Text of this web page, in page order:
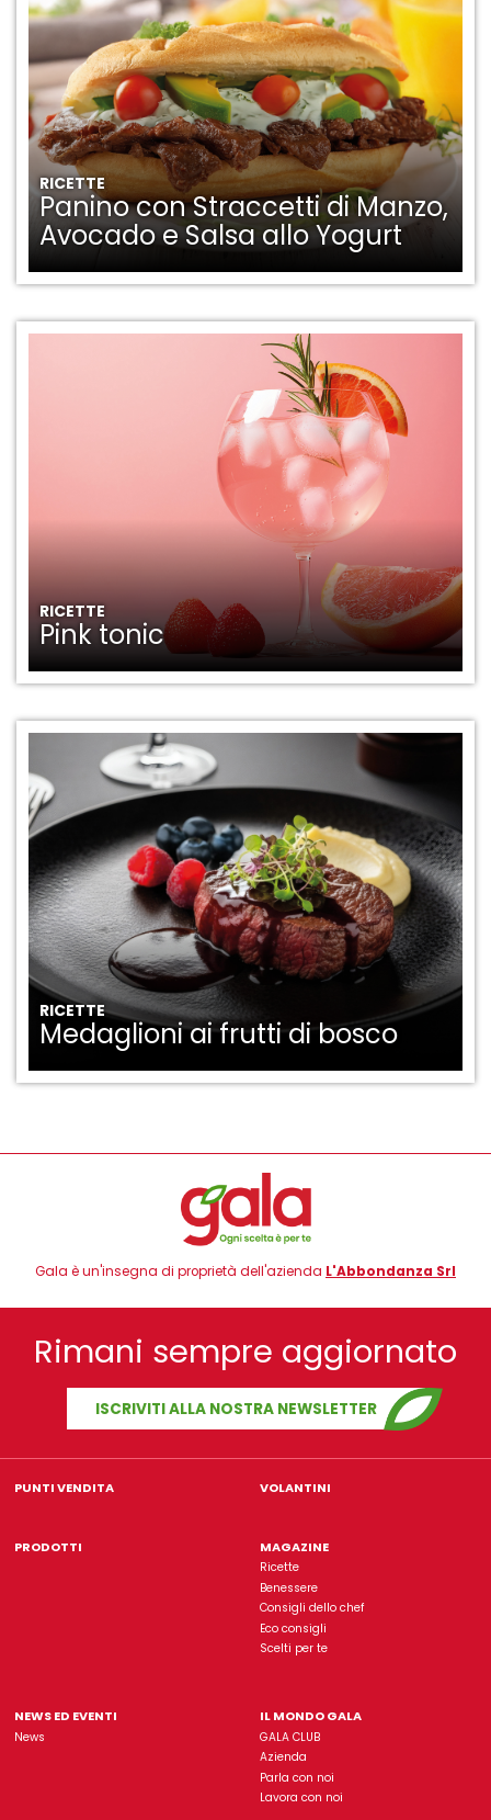
RICETTE
Panino con Straccetti di Manzo,
Avocado e Salsa allo Yogurt
RICETTE
Pink tonic
RICETTE
Medaglioni ai frutti di bosco